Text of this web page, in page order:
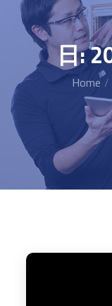
日:
Home